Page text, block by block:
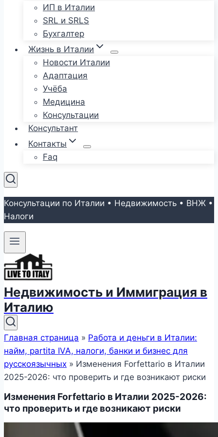
ИП в Италии
SRL и SRLS
Бухгалтер
Жизнь в Италии
Новости Италии
Адаптация
Учёба
Медицина
Консультации
Консультант
Контакты
Faq
Консультации по Италии • Недвижимость • ВНЖ •
Налоги
Недвижимость и Иммиграция в
Италию
Главная страница » Работа и деньги в Италии:
найм, partita IVA, налоги, банки и бизнес для
русскоязычных » Изменения Forfettario в Италии
2025-2026: что проверить и где возникают риски
Изменения Forfettario в Италии 2025-2026:
что проверить и где возникают риски